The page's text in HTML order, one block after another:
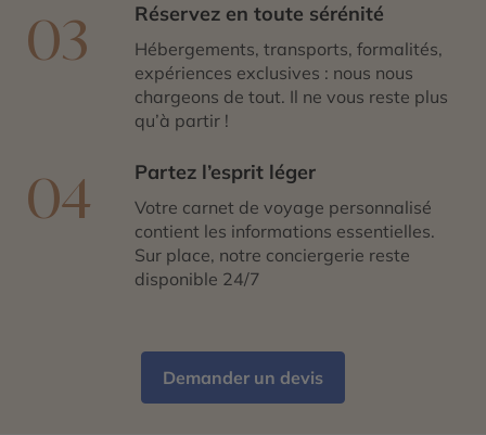
03 Réservez en toute sérénité
Hébergements, transports, formalités,
expériences exclusives : nous nous
chargeons de tout. Il ne vous reste plus
qu’à partir !
04 Partez l’esprit léger
Votre carnet de voyage personnalisé
contient les informations essentielles.
Sur place, notre conciergerie reste
disponible 24/7
Demander un devis